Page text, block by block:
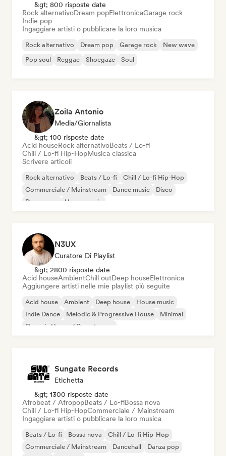
&gt; 800 risposte date
Rock alternativoDream popElettronicaGarage rock
Indie pop
Ingaggiare artisti o pubblicare la loro musica
Rock alternativo Dream pop Garage rock
New wave
Pop soul
Reggae Shoegaze Soul
Zoila Antonio
Media/Giornalista
&gt; 100 risposte date
Acid houseRock alternativoBeats / Lo-fi
Chill / Lo-fi Hip-HopMusica classica
Scrivere articoli
Rock alternativo Beats / Lo-fi
Chill / Lo-fi Hip-Hop
Commerciale / Mainstream
Dance music
Disco
Dream pop
House music
N3UX
Curatore Di Playlist
&gt; 2800 risposte date
Acid houseAmbientChill outDeep houseElettronica
Aggiungere artisti nelle mie playlist più seguite
Acid house Ambient Deep house
House music
Indie Dance
Melodic & Progressive House
Minimal
Organic House / Downtempo
Sungate Records
Etichetta
&gt; 1300 risposte date
Afrobeat / AfropopBeats / Lo-fiBossa nova
Chill / Lo-fi Hip-HopCommerciale / Mainstream
Ingaggiare artisti o pubblicare la loro musica
Beats / Lo-fi Bossa nova
Chill / Lo-fi Hip-Hop
Commerciale / Mainstream
Dancehall
Danza pop